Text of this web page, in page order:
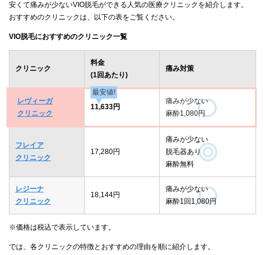
安くて痛みが少ないVIO脱毛ができる人気の医療クリニックを紹介します。
おすすめのクリニックは、以下の表をご覧ください。
VIO脱毛におすすめのクリニック一覧
クリニック
料金
(1回あたり)
痛み対策
レヴィーガ
クリニック
最安値!
11,633円
痛みが少ない
麻酔1,080円
フレイア
クリニック
17,280円
痛みが少ない
脱毛器あり
麻酔無料
レジーナ
クリニック
18,144円
痛みが少ない
麻酔1回1,080円
※価格は税込で表示しています。
では、各クリニックの特徴とおすすめの理由を順に紹介します。